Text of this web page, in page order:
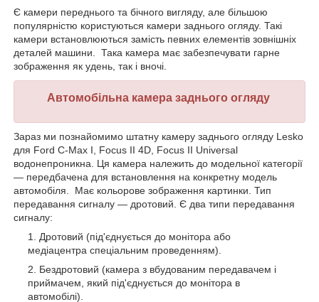
Є камери переднього та бічного вигляду, але більшою
популярністю користуються камери заднього огляду. Такі
камери встановлюються замість певних елементів зовнішніх
деталей машини. Така камера має забезпечувати гарне
зображення як удень, так і вночі.
Автомобільна камера заднього огляду
Зараз ми познайомимо штатну камеру заднього огляду Lesko
для Ford C-Max I, Focus II 4D, Focus II Universal
водонепроникна. Ця камера належить до модельної категорії
— передбачена для встановлення на конкретну модель
автомобіля. Має кольорове зображення картинки. Тип
передавання сигналу — дротовий. Є два типи передавання
сигналу:
Дротовий (під'єднується до монітора або
медіацентра спеціальним проведенням).
Бездротовий (камера з вбудованим передавачем і
приймачем, який під'єднується до монітора в
автомобілі).